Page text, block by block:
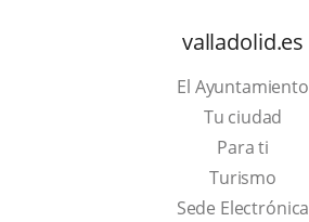
valladolid.es
El Ayuntamiento
Tu ciudad
Para ti
TurismoThis
link
Sede Electrónica